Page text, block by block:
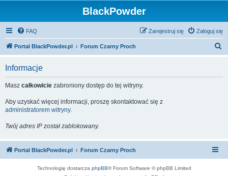
BlackPowder
FAQ Zaloguj się
Zarejestruj się
Portal BlackPowder.pl Forum Czarny Proch
Informacje
Masz całkowicie zabroniony dostęp do tej witryny.
Aby uzyskać więcej informacji, proszę skontaktować się z
administratorem witryny.
Twój adres IP został zablokowany.
Portal BlackPowder.pl Forum Czarny Proch
Technologię dostarcza phpBB® Forum Software © phpBB Limited